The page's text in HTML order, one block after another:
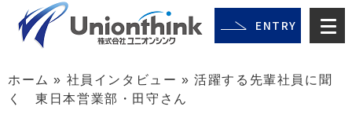
ENTRY
ホーム » 社員インタビュー »活躍する先輩社員に聞
く 東日本営業部・田守さん